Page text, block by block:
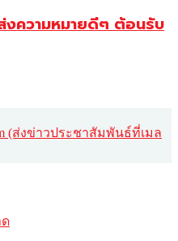
ความหมายดีๆ ต้อนรับ
(ส่งข่าวประชาสัมพันธ์ที่เมล
ด